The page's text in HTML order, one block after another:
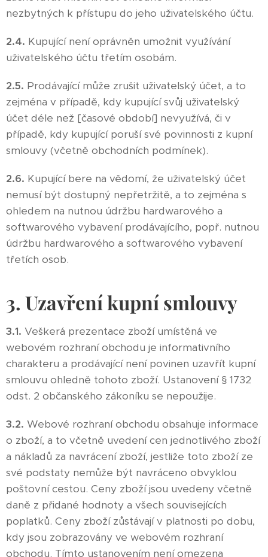
nezbytných k přístupu do jeho uživatelského účtu.
2.4. Kupující není oprávněn umožnit využívání
uživatelského účtu třetím osobám.
2.5. Prodávající může zrušit uživatelský účet, a to
zejména v případě, kdy kupující svůj uživatelský
účet déle než [časové období] nevyužívá, či v
případě, kdy kupující poruší své povinnosti z kupní
smlouvy (včetně obchodních podmínek).
2.6. Kupující bere na vědomí, že uživatelský účet
nemusí být dostupný nepřetržitě, a to zejména s
ohledem na nutnou údržbu hardwarového a
softwarového vybavení prodávajícího, popř. nutnou
údržbu hardwarového a softwarového vybavení
třetích osob.
3. Uzavření kupní smlouvy
3.1. Veškerá prezentace zboží umístěná ve
webovém rozhraní obchodu je informativního
charakteru a prodávající není povinen uzavřít kupní
smlouvu ohledně tohoto zboží. Ustanovení § 1732
odst. 2 občanského zákoníku se nepoužije.
3.2. Webové rozhraní obchodu obsahuje informace
o zboží, a to včetně uvedení cen jednotlivého zboží
a nákladů za navrácení zboží, jestliže toto zboží ze
své podstaty nemůže být navráceno obvyklou
poštovní cestou. Ceny zboží jsou uvedeny včetně
daně z přidané hodnoty a všech souvisejících
poplatků. Ceny zboží zůstávají v platnosti po dobu,
kdy jsou zobrazovány ve webovém rozhraní
obchodu. Tímto ustanovením není omezena